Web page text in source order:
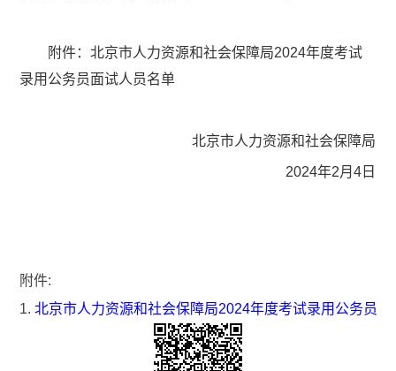
附件：北京市人力资源和社会保障局2024年度考试
录用公务员面试人员名单
北京市人力资源和社会保障局
2024年2月4日
附件:
1.北京市人力资源和社会保障局2024年度考试录用公务员面